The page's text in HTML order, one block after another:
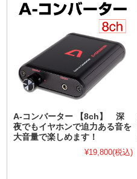
A-コンバーター 【8ch】 深
夜でもイヤホンで迫力ある音を
大音量で楽しめます！
¥19,800(税込)